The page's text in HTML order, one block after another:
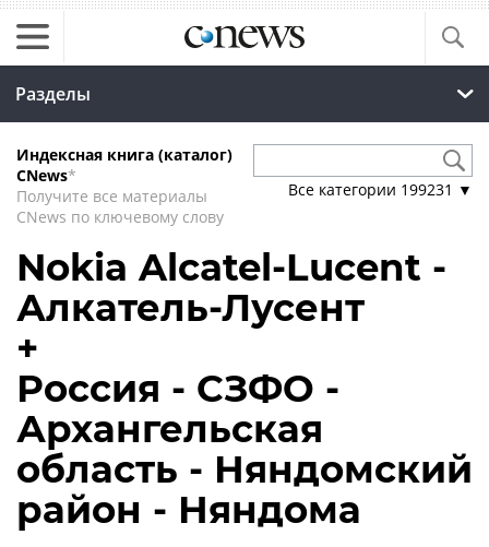
Разделы
Индексная книга (каталог)
CNews*
Получите все материалы
CNews по ключевому слову
Все категории 199231 ▼
Nokia Alcatel-Lucent -
Алкатель-Лусент
+
Россия - СЗФО -
Архангельская
область - Няндомский
район - Няндома